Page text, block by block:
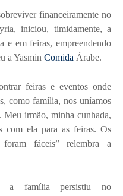
financeiramente no
iniciou, timidamente, a
e em feiras, empreendendo
a Yasmin Comida Árabe.
feiras e eventos onde
como família, nos uníamos
Meu irmão, minha cunhada,
com ela para as feiras. Os
fáceis” relembra a
a família persistiu no